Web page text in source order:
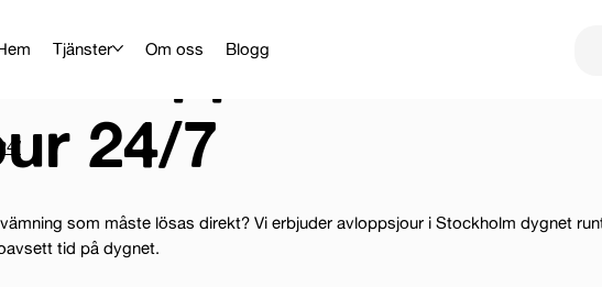
Tjänster Om oss Blogg
avloppet?
24/7
som måste lösas direkt? Vi erbjuder avloppsjour i Stockholm dygnet
tid på dygnet.